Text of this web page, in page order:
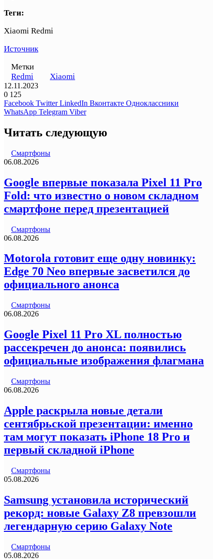
Теги:
Xiaomi Redmi
Источник
Метки
Redmi
Xiaomi
12.11.2023
0 125
Facebook Twitter LinkedIn Вконтакте Одноклассники
WhatsApp Telegram Viber
Читать следующую
Смартфоны
06.08.2026
Google впервые показала Pixel 11 Pro
Fold: что известно о новом складном
смартфоне перед презентацией
Смартфоны
06.08.2026
Motorola готовит еще одну новинку:
Edge 70 Neo впервые засветился до
официального анонса
Смартфоны
06.08.2026
Google Pixel 11 Pro XL полностью
рассекречен до анонса: появились
официальные изображения флагмана
Смартфоны
06.08.2026
Apple раскрыла новые детали
сентябрьской презентации: именно
там могут показать iPhone 18 Pro и
первый складной iPhone
Смартфоны
05.08.2026
Samsung установила исторический
рекорд: новые Galaxy Z8 превзошли
легендарную серию Galaxy Note
Смартфоны
05.08.2026